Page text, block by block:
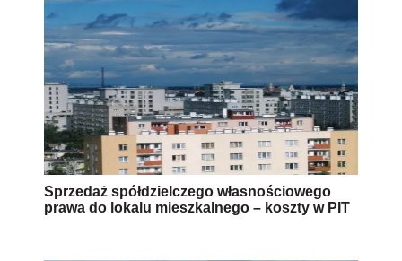
Sprzedaż spółdzielczego własnościowego
prawa do lokalu mieszkalnego – koszty w PIT